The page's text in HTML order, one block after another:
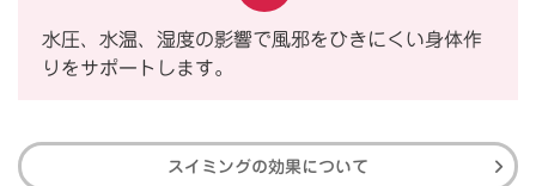
水圧、水温、湿度の影響で風邪をひきにくい身体作
りをサポートします。
スイミングの効果について